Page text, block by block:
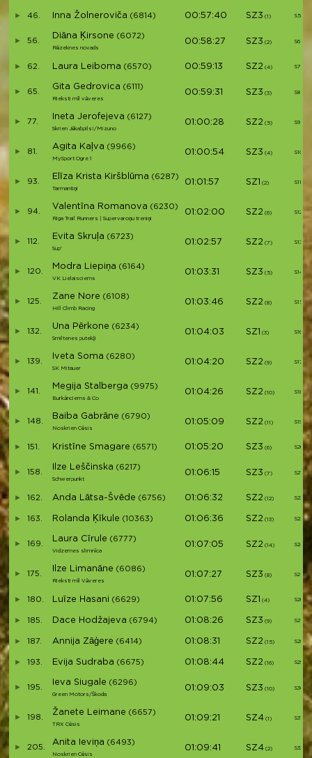
46. Inna Žolneroviča (6814) 00:57:40 SZ3 (1) S5
56.
Diāna Ķirsone (6072)
Rēzeknes novads
00:58:27 SZ3 (2) S6
62. Laura Leiboma (6570) 00:59:13 SZ2 (4) S7
65.
Gita Gedrovica (6111)
Rieksti mīl vāveres
00:59:31 SZ3 (3) S8
77.
Ineta Jerofejeva (6127)
Skrien Jēkabpils!/Mizuno
01:00:28 SZ2 (5) S9
81.
Agita Kaļva (9966)
MySport Ogre 1
01:00:54 SZ3 (4) S10
93.
Elīza Krista Kiršblūma (6287)
Tarmantiņi
01:01:57 SZ1 (2) S11
94.
Valentīna Romanova (6230)
Riga Trail Runners | Supervaroņu treniņi
01:02:00 SZ2 (6) S12
112.
Evita Skruļa (6723)
Sup'
01:02:57 SZ2 (7) S13
120.
Modra Liepiņa (6164)
VK Lielaisciems
01:03:31 SZ3 (5) S14
125.
Zane Nore (6108)
Hill Climb Racing
01:03:46 SZ2 (8) S15
132.
Una Pērkone (6234)
Smiltenes putekļi
01:04:03 SZ1 (3) S16
139.
Iveta Soma (6280)
SK Mitauer
01:04:20 SZ2 (9) S17
141.
Megija Stalberga (9975)
Burkānciems & Co
01:04:26 SZ2 (10) S18
148.
Baiba Gabrāne (6790)
Noskrien Cēsis
01:05:09 SZ2 (11) S19
151. Kristīne Smagare (6571) 01:05:20 SZ3 (6) S20
158.
Ilze Leščinska (6217)
Schwerpunkt
01:06:15 SZ3 (7) S21
162. Anda Lātsa-Švēde (6756) 01:06:32 SZ2 (12) S22
163. Rolanda Ķīkule (10363) 01:06:36 SZ2 (13) S23
169.
Laura Cīrule (6777)
Vidzemes slimnīca
01:07:05 SZ2 (14) S24
175.
Ilze Limanāne (6086)
Rieksti mīl Vāveres
01:07:27 SZ3 (8) S25
180. Luīze Hasani (6629) 01:07:56 SZ1 (4) S26
185. Dace Hodžajeva (6794) 01:08:26 SZ3 (9) S27
187. Annija Zāģere (6414) 01:08:31 SZ2 (15) S28
193. Evija Sudraba (6675) 01:08:44 SZ2 (16) S29
195.
Ieva Siugale (6296)
Green Motors/Škoda
01:09:03 SZ3 (10) S30
198.
Žanete Leimane (6657)
TRX Cēsis
01:09:21 SZ4 (1) S31
205.
Anita Ieviņa (6493)
Noskrien Cēsis
01:09:41 SZ4 (2) S32